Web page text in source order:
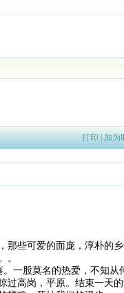
打印 | 加为
些可爱的面庞，淳朴的
。
一股莫名的热爱，不知从
高岗，平原。结束一天